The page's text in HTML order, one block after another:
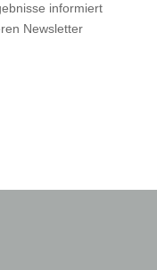
informiert
Newsletter